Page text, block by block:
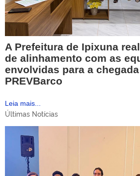
A Prefeitura de Ipixuna
de alinhamento com as
envolvidas para a
PREVBarco
Leia mais...
Últimas Notícias